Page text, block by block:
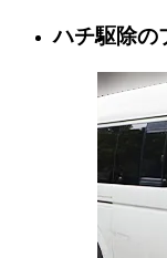
ハチ駆除の